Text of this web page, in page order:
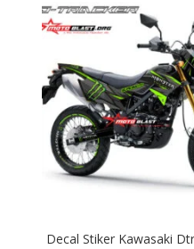
Decal Stiker Kawasaki